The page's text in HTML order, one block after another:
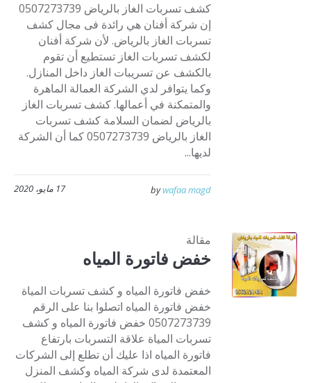
كشف تسربات الغاز بالرياض 0507273739
إن شركة أفنان هي رائدة فى مجال كشف
تسربات الغاز بالرياض. لأن شركة أفنان
لكشف تسربات الغاز تستطيع أن تقوم
بالكشف عن تسريبات الغاز داخل المنازل.
وكما يتوافر لدي الشركة العمالة الماهرة
والمتمكنة في أعمالها. كشف تسربات الغاز
بالرياض لضمان السلامة كشف تسربات
الغاز بالرياض 0507273739 كما أن الشركة
لديها...
17 مايو، 2020 bywafaa magd
مقالة
خفض فاتورة المياه
خفض فاتورة المياه و كشف تسربات المياة
خفض فاتورة المياه اتصلوا بنا على الرقم
0507273739 خفض فاتورة المياه و كشف
تسربات المياة علاقة التسربات بارتفاع
فاتورة المياه اذا عليك أن تطلع إلى الشركات
المعتمدة لدى شركة المياه وكشف المنزل